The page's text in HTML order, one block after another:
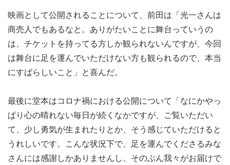
映画として公開されることについて、前田は「光一さんは
商売人でもあるなと。ありがたいことに舞台っていうの
は、チケットを持ってる方しか観られないんですが、今回
は舞台に足を運んでいただけない方も観られるので、本当
にすばらしいこと」と喜んだ。
最後に堂本はコロナ禍における公開について「なにかやっ
ぱり心の晴れない毎日が続くなかですが、ご覧いただい
て、少し勇気が生まれたりとか、そう感じていただけると
うれしいです。こんな状況下で、足を運んでくださるみな
さんには感謝しかありませんし、そのぶん我々がお届けで